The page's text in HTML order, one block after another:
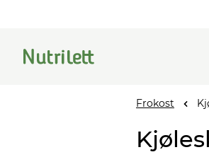
Frokost